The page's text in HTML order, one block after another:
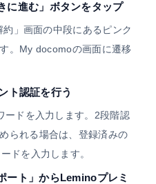
に進む」ボタンをタップ
約」画面の中段にあるピンク
。My docomoの画面に遷移
ト認証を行う
ードを入力します。2段階認
られる場合は、登録済みの
ドを入力します。
ート」からLeminoプレミ